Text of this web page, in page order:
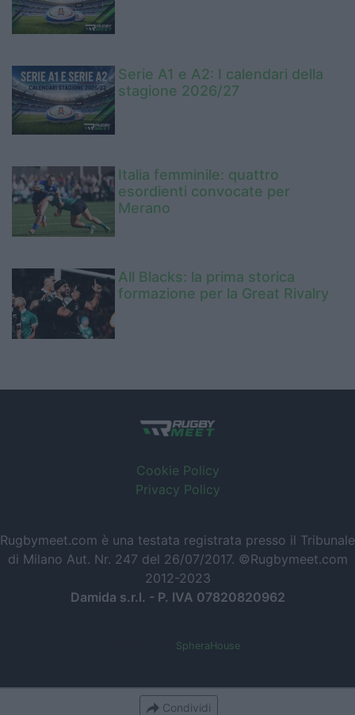
Serie A1 e A2: I calendari della
stagione 2026/27
Italia femminile: quattro
esordienti convocate per
Merano
All Blacks: la prima storica
formazione per la Great Rivalry
Cookie Policy
Privacy Policy
Rugbymeet.com è una testata registrata presso il Tribunale
di Milano Aut. Nr. 247 del 26/07/2017. ©Rugbymeet.com
2012-2023
Damida s.r.l. - P. IVA 07820820962
SpheraHouse
Condividi